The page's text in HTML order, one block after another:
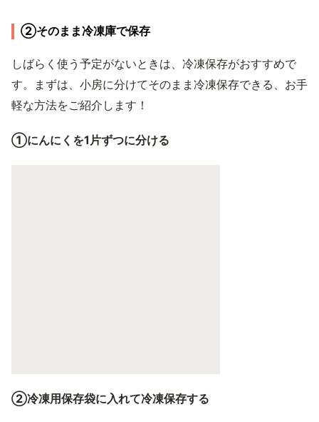
②そのまま冷凍庫で保存
しばらく使う予定がないときは、冷凍保存がおすすめで
す。まずは、小房に分けてそのまま冷凍保存できる、お手
軽な方法をご紹介します！
①にんにくを1片ずつに分ける
②冷凍用保存袋に入れて冷凍保存する